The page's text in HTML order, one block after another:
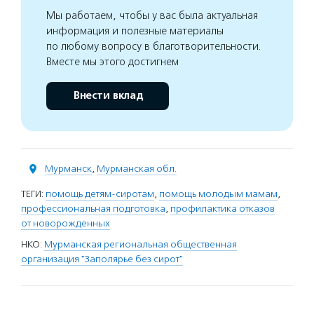
Мы работаем, чтобы у вас была актуальная
информация и полезные материалы
по любому вопросу в благотворительности.
Вместе мы этого достигнем
Внести вклад
Мурманск, Мурманская обл.
ТЕГИ: помощь детям-сиротам, помощь молодым мамам,
профессиональная подготовка, профилактика отказов
от новорожденных
НКО: Мурманская региональная общественная
организация "Заполярье без сирот"